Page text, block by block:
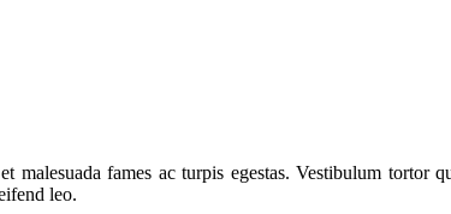
malesuada fames ac turpis egestas. Vestibulum
leo.